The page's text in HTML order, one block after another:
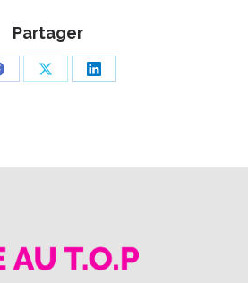
Partager
PartagerPartager